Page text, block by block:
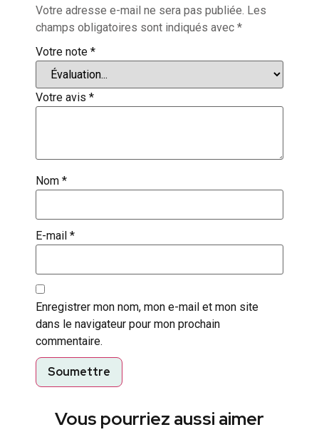
Votre adresse e-mail ne sera pas publiée. Les
champs obligatoires sont indiqués avec *
Votre note *
Votre avis *
Nom *
E-mail *
Enregistrer mon nom, mon e-mail et mon site
dans le navigateur pour mon prochain
commentaire.
Vous pourriez aussi aimer